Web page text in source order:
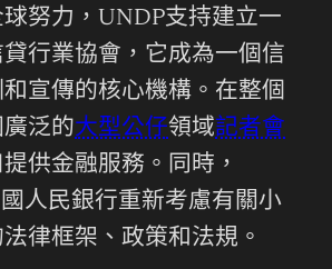
努力，UNDP支持建立一
行業協會，它成為一個信
宣傳的核心機構。在整個
廣泛的大型公仔領域記者會
供金融服務。同時，
人民銀行重新考慮有關小
律框架、政策和法規。